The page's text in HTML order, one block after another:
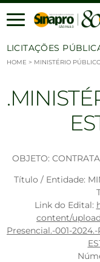
Ir para o conteúdo
LICITAÇÕES
HOME > MINISTÉRIO
OBJETO:
Título / Entidade:
Link do Edital:
content/
Presencial.-001-